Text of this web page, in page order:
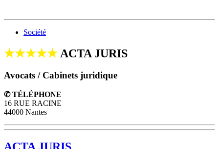
Société
★★★★★ ACTA JURIS
Avocats / Cabinets juridique
✆ TÉLÉPHONE
16 RUE RACINE
44000 Nantes